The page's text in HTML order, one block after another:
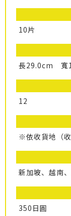
10片
長29.0cm 寬
12
※依收貨地（
新加坡、越南
350日圓